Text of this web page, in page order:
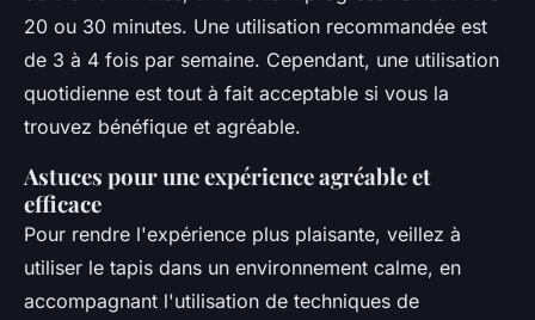
20 ou 30 minutes. Une utilisation recommandée est
de 3 à 4 fois par semaine. Cependant, une utilisation
quotidienne est tout à fait acceptable si vous la
trouvez bénéfique et agréable.
Astuces pour une expérience agréable et
efficace
Pour rendre l'expérience plus plaisante, veillez à
utiliser le tapis dans un environnement calme, en
accompagnant l'utilisation de techniques de